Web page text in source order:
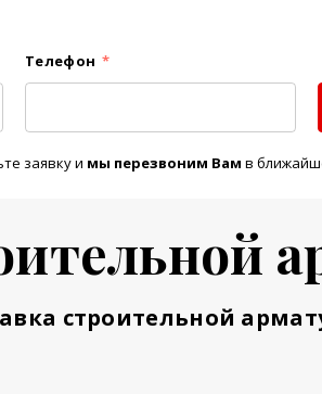
Телефон *
заявку и мы перезвоним Вам в
строительной